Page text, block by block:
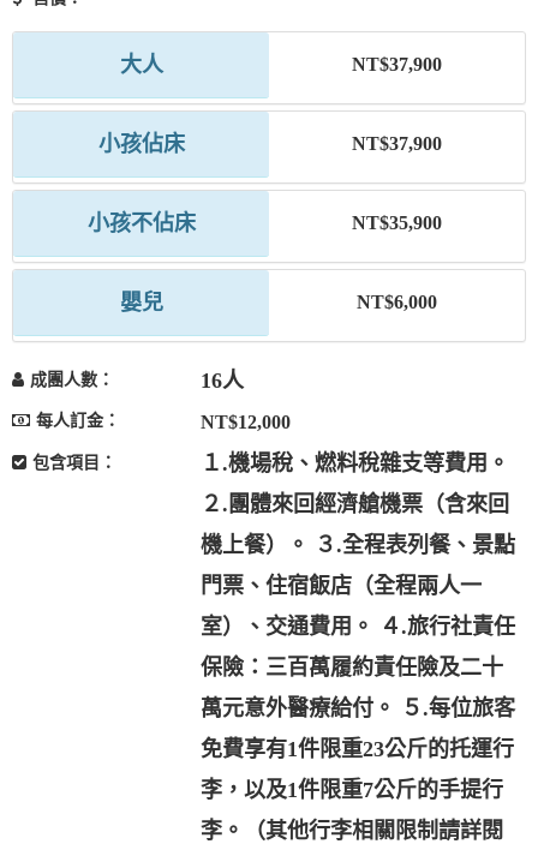
大人 NT$37,900
小孩佔床 NT$37,900
小孩不佔床 NT$35,900
嬰兒 NT$6,000
成團人數： 16人
每人訂金： NT$12,000
包含項目：
１.機場稅、燃料稅雜支等費用。
２.團體來回經濟艙機票（含來回
機上餐）。 ３.全程表列餐、景點
門票、住宿飯店（全程兩人一
室）、交通費用。 ４.旅行社責任
保險：三百萬履約責任險及二十
萬元意外醫療給付。 ５.每位旅客
免費享有1件限重23公斤的托運行
李，以及1件限重7公斤的手提行
李。（其他行李相關限制請詳閱